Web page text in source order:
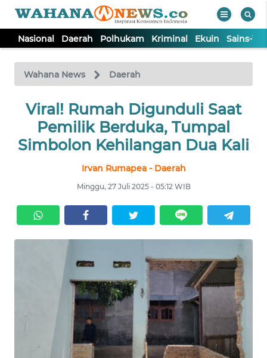
Nasional Daerah Polhukam Kriminal Ekuin Sains-
Wahana News Daerah
Viral! Rumah Digunduli Saat
Pemilik Berduka, Tumpal
Simbolon Kehilangan Dua Kali
Irvan Rumapea - Daerah
Minggu, 27 Juli 2025 - 05:12 WIB
TV
Tutup
NASIONAL
DAERAH
KRIMINAL
EKUIN
SAINS-TEKNO
INTERNASIONAL